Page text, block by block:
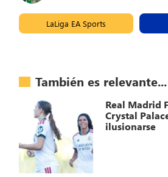
LaLiga EA Sports
También es relevante...
Real Madrid
Crystal
ilusionarse